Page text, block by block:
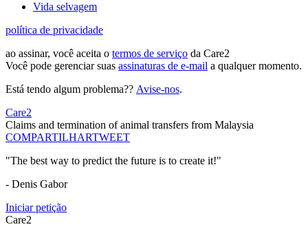
Vida selvagem
política de privacidade
ao assinar, você aceita o termos de serviço da Care2
Você pode gerenciar suas assinaturas de e-mail a qualquer momento.
Está tendo algum problema?? Avise-nos.
Care2
Claims and termination of animal transfers from Malaysia
COMPARTILHARTWEET
"The best way to predict the future is to create it!"
- Denis Gabor
Iniciar petição
Care2